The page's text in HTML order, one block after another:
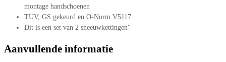
montage handschoenen
TUV, GS gekeurd en O-Norm V5117
Dit is een set van 2 sneeuwkettingen"
Aanvullende informatie